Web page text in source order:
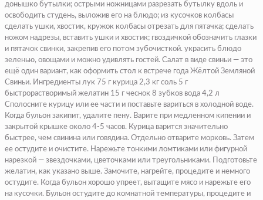
донышко бутылки; острыми ножницами разрезать бутылку вдоль и
освободить студень, выложив его на блюдо; из кусочков колбасы
сделать ушки, хвостик, кружок колбасы отрезать для пятачка; сделать
ножом надрезы, вставить ушки и хвостик; гвоздичкой обозначить глазки
и пятачок свинки, закрепив его потом зубочисткой. украсить блюдо
зеленью, овощами и можно удивлять гостей. Салат в виде свиньи — это
ещё один вариант, как оформить стол к встрече года Жёлтой Земляной
Свиньи. Ингредиенты лук 75 г курица 2,3 кг соль 5 г
быстрорастворимый желатин 15 г чеснок 8 зубков вода 4,2 л
Сполосните курицу или ее части и поставьте вариться в холодной воде.
Когда бульон закипит, удалите пену. Варите при медленном кипении и
закрытой крышке около 4-5 часов. Курица варится значительно
быстрее, чем свинина или говядина. Отдельно отварите морковь. Затем
ее остудите и очистите. Нарежьте тонкими ломтиками или фигурной
нарезкой — звездочками, цветочками или треугольниками. Подготовьте
желатин, как указано выше. Замочите, нагрейте, процедите и немного
остудите. Когда бульон хорошо упреет, вытащите мясо и нарежьте его
на кусочки. Бульон остудите до комнатной температуры, процедите и